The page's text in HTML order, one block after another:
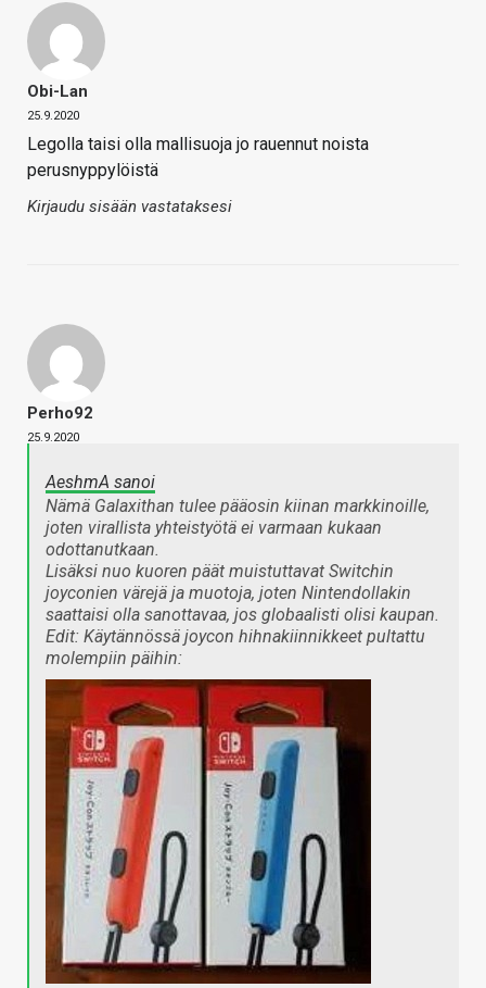
Obi-Lan
25.9.2020
Legolla taisi olla mallisuoja jo rauennut noista
perusnyppylöistä
Kirjaudu sisään vastataksesi
Perho92
25.9.2020
AeshmA sanoi
Nämä Galaxithan tulee pääosin kiinan markkinoille,
joten virallista yhteistyötä ei varmaan kukaan
odottanutkaan.
Lisäksi nuo kuoren päät muistuttavat Switchin
joyconien värejä ja muotoja, joten Nintendollakin
saattaisi olla sanottavaa, jos globaalisti olisi kaupan.
Edit: Käytännössä joycon hihnakiinnikkeet pultattu
molempiin päihin: